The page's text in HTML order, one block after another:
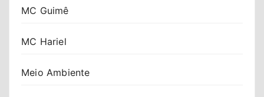
MC Guimê
MC Hariel
Meio Ambiente